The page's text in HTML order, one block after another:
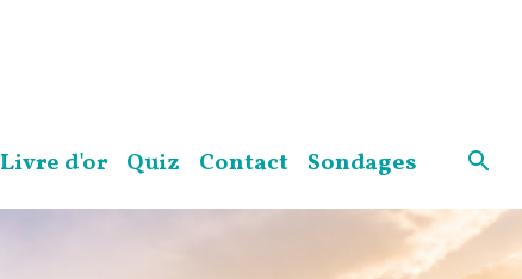
Livre d'or Quiz Contact Sondages